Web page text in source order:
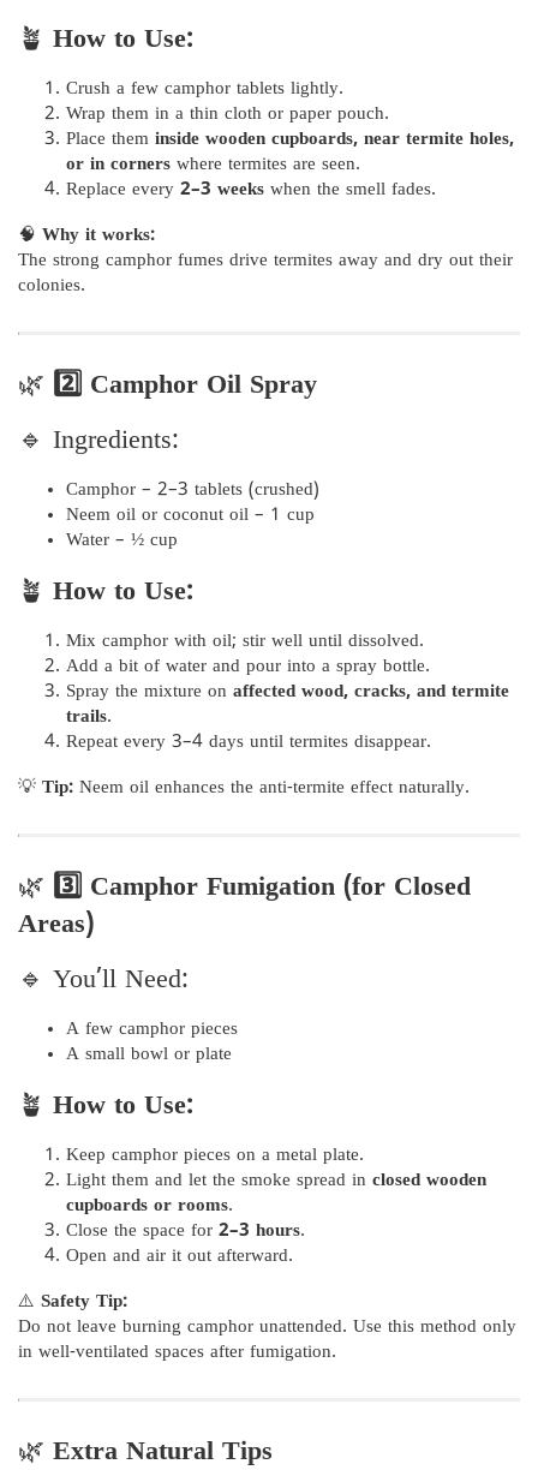
🪴 How to Use:
Crush a few camphor tablets lightly.
Wrap them in a thin cloth or paper pouch.
Place them inside wooden cupboards, near termite holes,
or in corners where termites are seen.
Replace every 2–3 weeks when the smell fades.
🧠 Why it works:
The strong camphor fumes drive termites away and dry out their
colonies.
🌿 2️⃣ Camphor Oil Spray
🔹 Ingredients:
Camphor – 2–3 tablets (crushed)
Neem oil or coconut oil – 1 cup
Water – ½ cup
🪴 How to Use:
Mix camphor with oil; stir well until dissolved.
Add a bit of water and pour into a spray bottle.
Spray the mixture on affected wood, cracks, and termite
trails.
Repeat every 3–4 days until termites disappear.
💡 Tip: Neem oil enhances the anti-termite effect naturally.
🌿 3️⃣ Camphor Fumigation (for Closed
Areas)
🔹 You’ll Need:
A few camphor pieces
A small bowl or plate
🪴 How to Use:
Keep camphor pieces on a metal plate.
Light them and let the smoke spread in closed wooden
cupboards or rooms.
Close the space for 2–3 hours.
Open and air it out afterward.
⚠️ Safety Tip:
Do not leave burning camphor unattended. Use this method only
in well-ventilated spaces after fumigation.
🌿 Extra Natural Tips